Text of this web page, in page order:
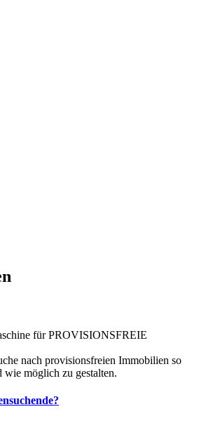
für PROVISIONSFREIE
nach provisionsfreien Immobilien so
wie möglich zu gestalten.